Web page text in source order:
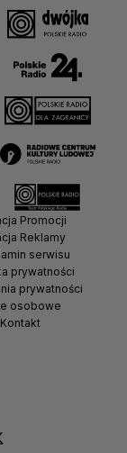
Promocji
Reklamy
serwisu
prywatności
prywatności
osobowe
Kontakt